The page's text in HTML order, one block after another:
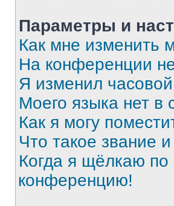
Параметры и
Как мне изменить
На конференции
Я изменил
Моего языка нет в
Как я могу
Что такое звание
Когда я щёлкаю по
конференцию!